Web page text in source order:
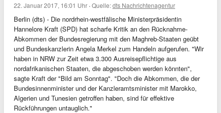
22. Januar 2017, 16:01 Uhr ·Quelle:dts Nachrichtenagentur
Berlin (dts) - Die nordrhein-westfälische Ministerpräsidentin
Hannelore Kraft (SPD) hat scharfe Kritik an den Rücknahme-
Abkommen der Bundesregierung mit den Maghreb-Staaten geübt
und Bundeskanzlerin Angela Merkel zum Handeln aufgerufen. "Wir
haben in NRW zur Zeit etwa 3.300 Ausreisepflichtige aus
nordafrikanischen Staaten, die abgeschoben werden könnten",
sagte Kraft der "Bild am Sonntag". "Doch die Abkommen, die der
Bundesinnenminister und der Kanzleramtsminister mit Marokko,
Algerien und Tunesien getroffen haben, sind für effektive
Rückführungen untauglich."